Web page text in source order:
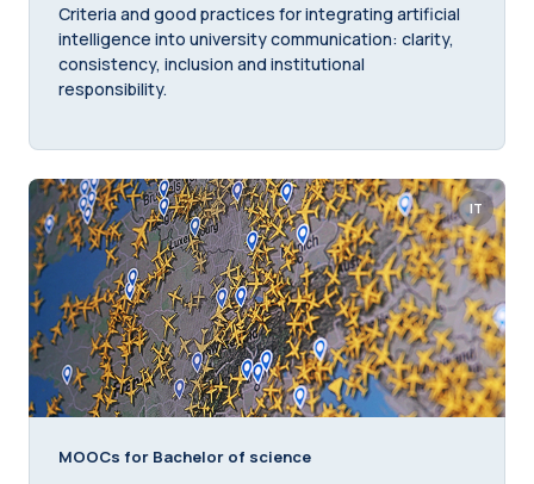
Criteria and good practices for integrating artificial
intelligence into university communication: clarity,
consistency, inclusion and institutional
responsibility.
IT
MOOCs for Bachelor of science